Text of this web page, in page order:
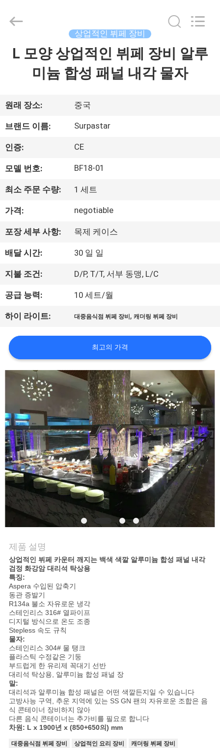
집
품
화
면
우
리
에
대
하
여
장
여
품
질
관
리
주
세
요
뉴
스
경
우
VR
2026
equipments
limited.
상업적인 뷔페 장비
L 모양 상업적인 뷔페 장비 알루
미늄 합성 패널 내각 물자
원래 장소: 중국
브랜드 이름: Surpastar
인증: CE
모델 번호: BF18-01
최소 주문 수량: 1 세트
가격: negotiable
포장 세부 사항: 목제 케이스
배달 시간: 30 일 일
지불 조건: D/P, T/T, 서부 동맹, L/C
공급 능력: 10 세트/월
하이 라이트: 대중음식점 뷔페 장비 ,캐더링 뷔페 장비
최고의 가격
제품 설명
상업적인 뷔페 카운터 깨지는 백색 색깔 알루미늄 합성 패널 내각
검정 화강암 대리석 탁상용
특징:
Aspera 수입된 압축기
동관 증발기
R134a 불소 자유로운 냉각
스테인리스 316# 열파이프
디지털 방식으로 온도 조종
Stepless 속도 규칙
물자:
스테인리스 304# 물 탱크
플라스틱 수정같은 기둥
부드럽게 한 유리제 꼭대기 선반
대리석 탁상용, 알루미늄 합성 패널 장
말:
대리석과 알루미늄 합성 패널은 어떤 색깔든지일 수 있습니다
고방사능 구역, 추운 지역에 있는 SS GN 팬의 자유로운 조합은 음
식 콘테이너 장비하지 않아
다른 음식 콘테이너는 추가비를 필요로 합니다
차원: L x 1900년 x (850+650의) mm
대중음식점 뷔페 장비 상업적인 요리 장비 캐더링 뷔페 장비